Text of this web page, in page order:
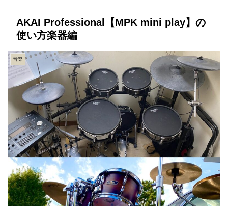
AKAI Professional【MPK mini play】の
使い方楽器編
音楽